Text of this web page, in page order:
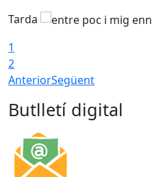
Tarda
1
2
AnteriorSegüent
Butlletí digital